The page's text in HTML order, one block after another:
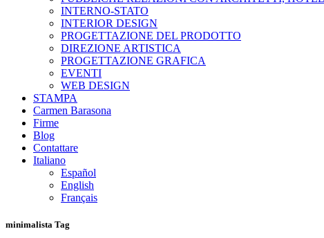
INTERNO-STATO
INTERIOR DESIGN
PROGETTAZIONE DEL PRODOTTO
DIREZIONE ARTISTICA
PROGETTAZIONE GRAFICA
EVENTI
WEB DESIGN
STAMPA
Carmen Barasona
Firme
Blog
Contattare
Italiano
Español
English
Français
minimalista Tag